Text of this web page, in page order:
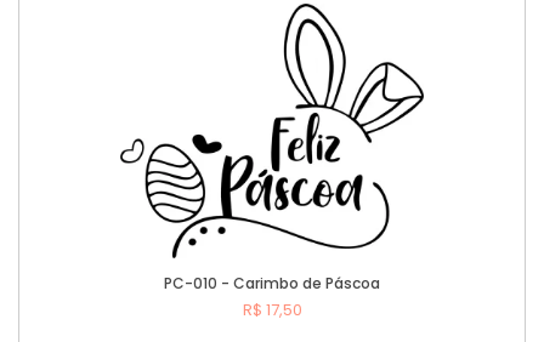
PC-010 - Carimbo de Páscoa
R$ 17,50